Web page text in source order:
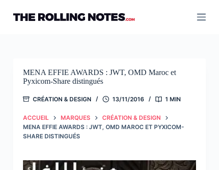
contenu
MENA EFFIE AWARDS : JWT, OMD Maroc et
Pyxicom-Share distingués
CRÉATION & DESIGN 13/11/2016 1 MIN
ACCUEIL MARQUES
CRÉATION & DESIGN
MENA EFFIE AWARDS : JWT, OMD MAROC ET PYXICOM-
SHARE DISTINGUÉS